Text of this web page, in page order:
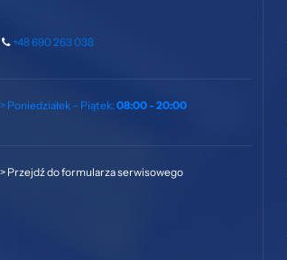
+48 690 263 038
> Poniedziałek – Piątek: 08:00 - 20:00
> Przejdź do formularza serwisowego